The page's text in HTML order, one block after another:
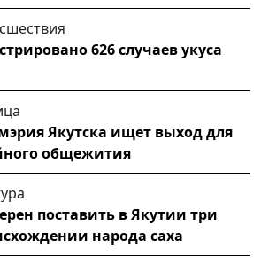
626 случаев укуса
Якутска ищет выход для
общежития
поставить в Якутии три
народа саха